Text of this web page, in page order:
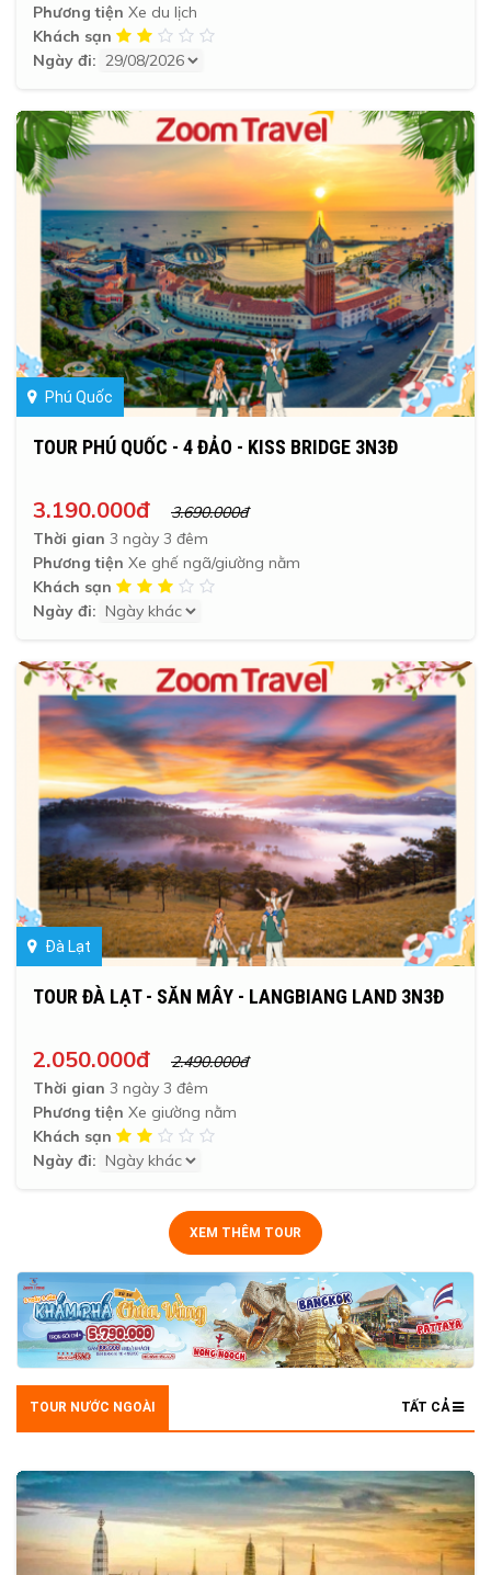
Phương tiện Xe du lịch
Khách sạn
Ngày đi:
Phú Quốc
TOUR PHÚ QUỐC - 4 ĐẢO - KISS BRIDGE 3N3Đ
3.190.000đ
3.690.000đ
Thời gian 3 ngày 3 đêm
Phương tiện Xe ghế ngã/giường nằm
Khách sạn
Ngày đi:
Đà Lạt
TOUR ĐÀ LẠT - SĂN MÂY - LANGBIANG LAND 3N3Đ
2.050.000đ
2.490.000đ
Thời gian 3 ngày 3 đêm
Phương tiện Xe giường nằm
Khách sạn
Ngày đi:
XEM THÊM TOUR
TOUR NƯỚC NGOÀI TẤT CẢ